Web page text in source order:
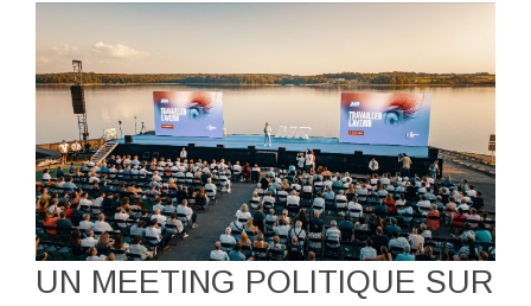
UN MEETING POLITIQUE SUR